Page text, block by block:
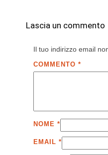
Lascia un commento
Il tuo indirizzo email
COMMENTO *
NOME *
EMAIL *